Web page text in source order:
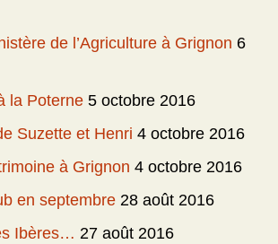
de l’Agriculture à Grignon 6
la Poterne 5 octobre 2016
Suzette et Henri 4 octobre 2016
à Grignon 4 octobre 2016
en septembre 28 août 2016
Ibères… 27 août 2016